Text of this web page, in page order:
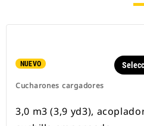
NUEVO
Cucharones cargadores
3,0 m3 (3,9 yd3),